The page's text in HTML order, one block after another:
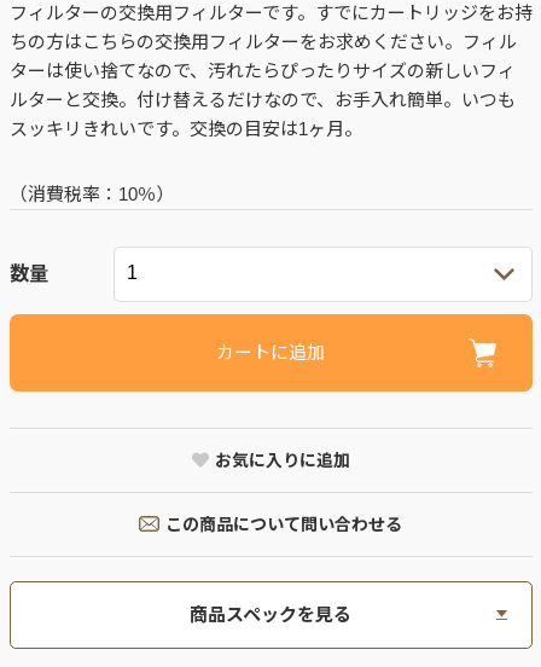
フィルターの交換用フィルターです。すでにカートリッジをお持
ちの方はこちらの交換用フィルターをお求めください。フィル
ターは使い捨てなので、汚れたらぴったりサイズの新しいフィ
ルターと交換。付け替えるだけなので、お手入れ簡単。いつも
スッキリきれいです。交換の目安は1ヶ月。
（消費税率： 10％）
数量
カートに追加
お気に入りに追加
この商品について問い合わせる
商品スペックを見る